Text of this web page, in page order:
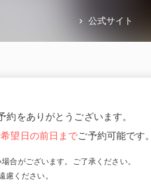
公式サイト
をありがとうございます。
望日の前日までご予約可能です。
合がございます。ご了承ください。
ください。